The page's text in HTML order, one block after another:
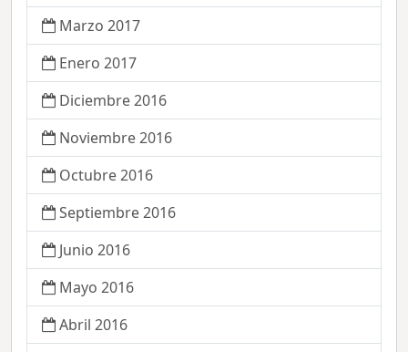
Marzo 2017
Enero 2017
Diciembre 2016
Noviembre 2016
Octubre 2016
Septiembre 2016
Junio 2016
Mayo 2016
Abril 2016